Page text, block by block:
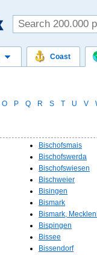
Coast
O P Q R S T U V
Bischofsmais
Bischofswerda
Bischofswiesen
Bischweier
Bisingen
Bismark
Bismark,
Bispingen
Bissee
Bissendorf